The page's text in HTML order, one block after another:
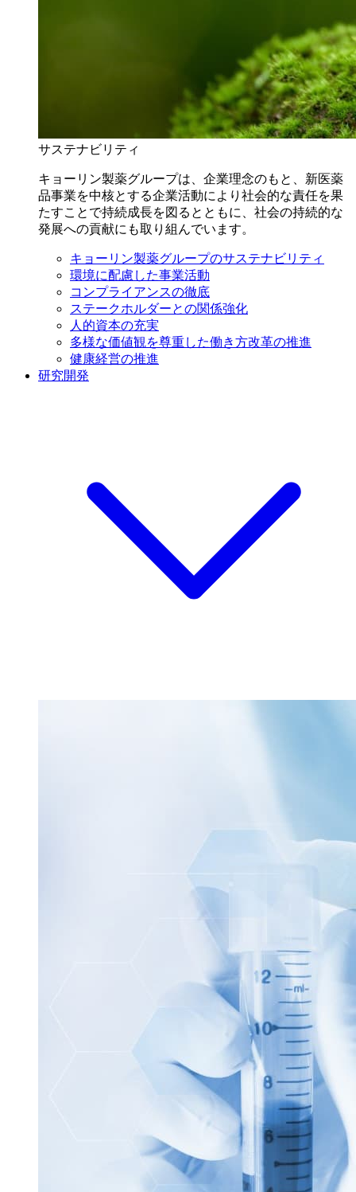
サステナビリティ
キョーリン製薬グループは、企業理念のもと、新医薬
品事業を中核とする企業活動により社会的な責任を果
たすことで持続成長を図るとともに、社会の持続的な
発展への貢献にも取り組んでいます。
キョーリン製薬グループのサステナビリティ
環境に配慮した事業活動
コンプライアンスの徹底
ステークホルダーとの関係強化
人的資本の充実
多様な価値観を尊重した働き方改革の推進
健康経営の推進
研究開発